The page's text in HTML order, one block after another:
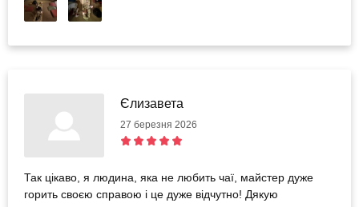
Єлизавета
27 березня 2026
Так цікаво, я людина, яка не любить чаї, майстер дуже
горить своєю справою і це дуже відчутно! Дякую